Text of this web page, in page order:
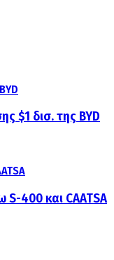
$1 δισ. της BYD
S-400 και CAATSA